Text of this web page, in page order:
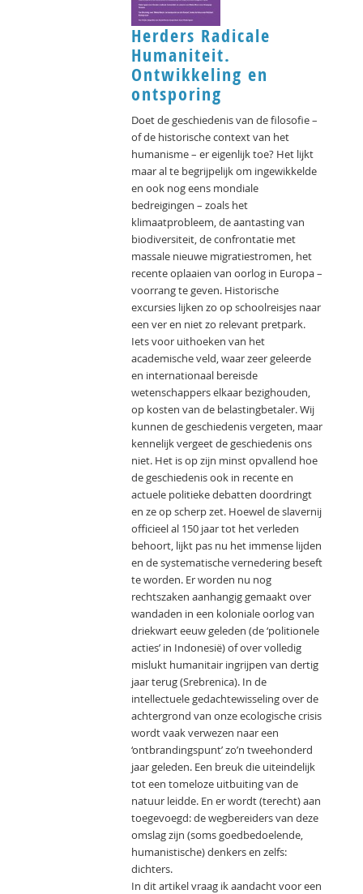
Herders Radicale
Humaniteit.
Ontwikkeling en
ontsporing
Doet de geschiedenis van de filosofie –
of de historische context van het
humanisme – er eigenlijk toe? Het lijkt
maar al te begrijpelijk om ingewikkelde
en ook nog eens mondiale
bedreigingen – zoals het
klimaatprobleem, de aantasting van
biodiversiteit, de confrontatie met
massale nieuwe migratiestromen, het
recente oplaaien van oorlog in Europa –
voorrang te geven. Historische
excursies lijken zo op schoolreisjes naar
een ver en niet zo relevant pretpark.
Iets voor uithoeken van het
academische veld, waar zeer geleerde
en internationaal bereisde
wetenschappers elkaar bezighouden,
op kosten van de belastingbetaler. Wij
kunnen de geschiedenis vergeten, maar
kennelijk vergeet de geschiedenis ons
niet. Het is op zijn minst opvallend hoe
de geschiedenis ook in recente en
actuele politieke debatten doordringt
en ze op scherp zet. Hoewel de slavernij
officieel al 150 jaar tot het verleden
behoort, lijkt pas nu het immense lijden
en de systematische vernedering beseft
te worden. Er worden nu nog
rechtszaken aanhangig gemaakt over
wandaden in een koloniale oorlog van
driekwart eeuw geleden (de ‘politionele
acties’ in Indonesië) of over volledig
mislukt humanitair ingrijpen van dertig
jaar terug (Srebrenica). In de
intellectuele gedachtewisseling over de
achtergrond van onze ecologische crisis
wordt vaak verwezen naar een
‘ontbrandingspunt’ zo’n tweehonderd
jaar geleden. Een breuk die uiteindelijk
tot een tomeloze uitbuiting van de
natuur leidde. En er wordt (terecht) aan
toegevoegd: de wegbereiders van deze
omslag zijn (soms goedbedoelende,
humanistische) denkers en zelfs:
dichters.
In dit artikel vraag ik aandacht voor een